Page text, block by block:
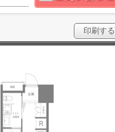
印刷する